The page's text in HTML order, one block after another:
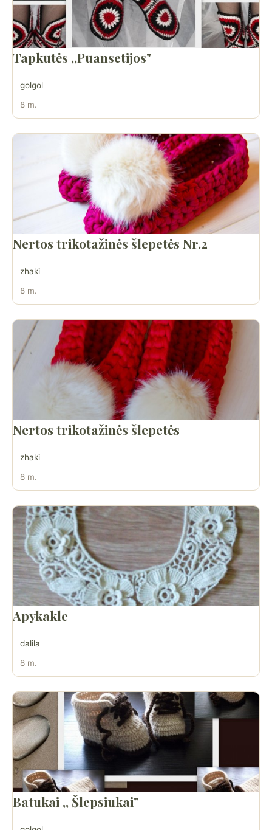
Tapkutės ,,Puansetijos"
golgol
8 m.
Nertos trikotažinės šlepetės Nr.2
zhaki
8 m.
Nertos trikotažinės šlepetės
zhaki
8 m.
Apykakle
dalila
8 m.
Batukai ,, Šlepsiukai"